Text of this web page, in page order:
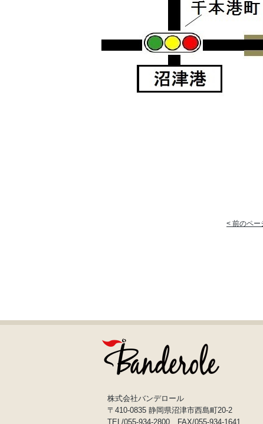
< 前のペー
株式会社バンデロール
〒410-0835 静岡県沼津市西島町20-2
TEL/055-934-2800 FAX/055-934-1641